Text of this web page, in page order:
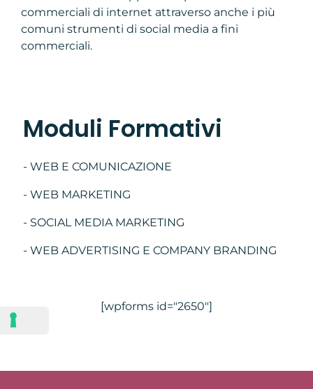
commerciali di internet attraverso anche i più
comuni strumenti di social media a fini
commerciali.
Moduli Formativi
- WEB E COMUNICAZIONE
- WEB MARKETING
- SOCIAL MEDIA MARKETING
- WEB ADVERTISING E COMPANY BRANDING
[wpforms id="2650"]